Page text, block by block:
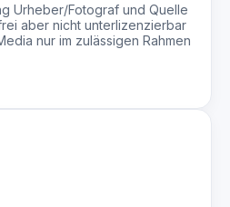
Urheber/Fotograf und Quelle
aber nicht unterlizenzierbar
nur im zulässigen Rahmen